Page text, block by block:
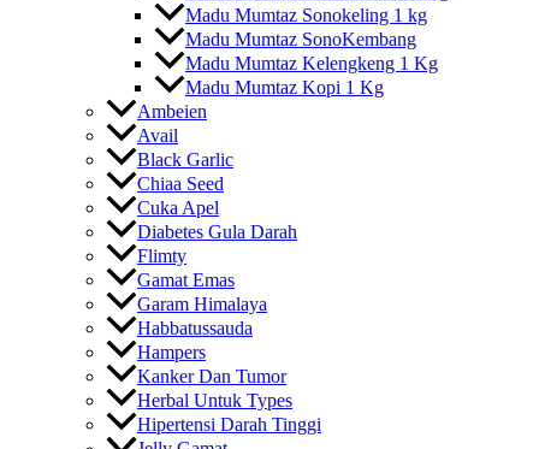
Madu Mumtaz Sonokeling 1 kg
Madu Mumtaz SonoKembang
Madu Mumtaz Kelengkeng 1 Kg
Madu Mumtaz Kopi 1 Kg
Ambeien
Avail
Black Garlic
Chiaa Seed
Cuka Apel
Diabetes Gula Darah
Flimty
Gamat Emas
Garam Himalaya
Habbatussauda
Hampers
Kanker Dan Tumor
Herbal Untuk Types
Hipertensi Darah Tinggi